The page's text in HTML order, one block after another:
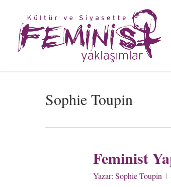
content
Sophie Toupin
Feminist
Yazar: Sophie Toupin